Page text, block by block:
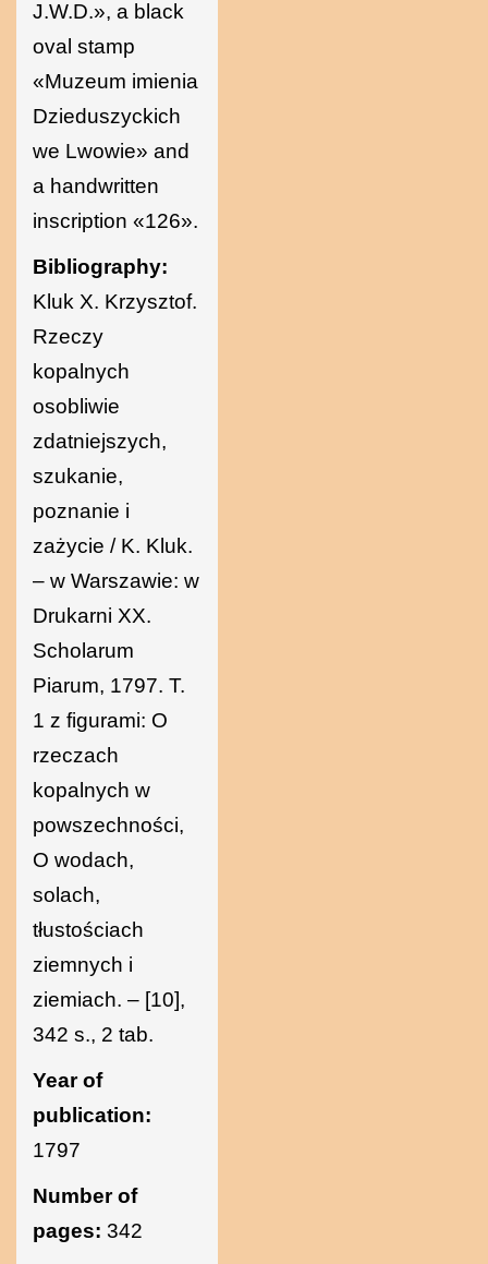
J.W.D.», a black
oval stamp
«Muzeum imienia
Dzieduszyckich
we Lwowie» and
a handwritten
inscription «126».
Bibliography:
Kluk X. Krzysztof.
Rzeczy
kopalnych
osobliwie
zdatniejszych,
szukanie,
poznanie i
zażycie / K. Kluk.
– w Warszawie: w
Drukarni XX.
Scholarum
Piarum, 1797. T.
1 z figurami: O
rzeczach
kopalnych w
powszechności,
O wodach,
solach,
tłustościach
ziemnych i
ziemiach. – [10],
342 s., 2 tab.
Year of
publication:
1797
Number of
pages: 342